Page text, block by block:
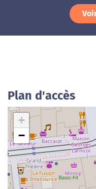
Plan d'accès
+
−